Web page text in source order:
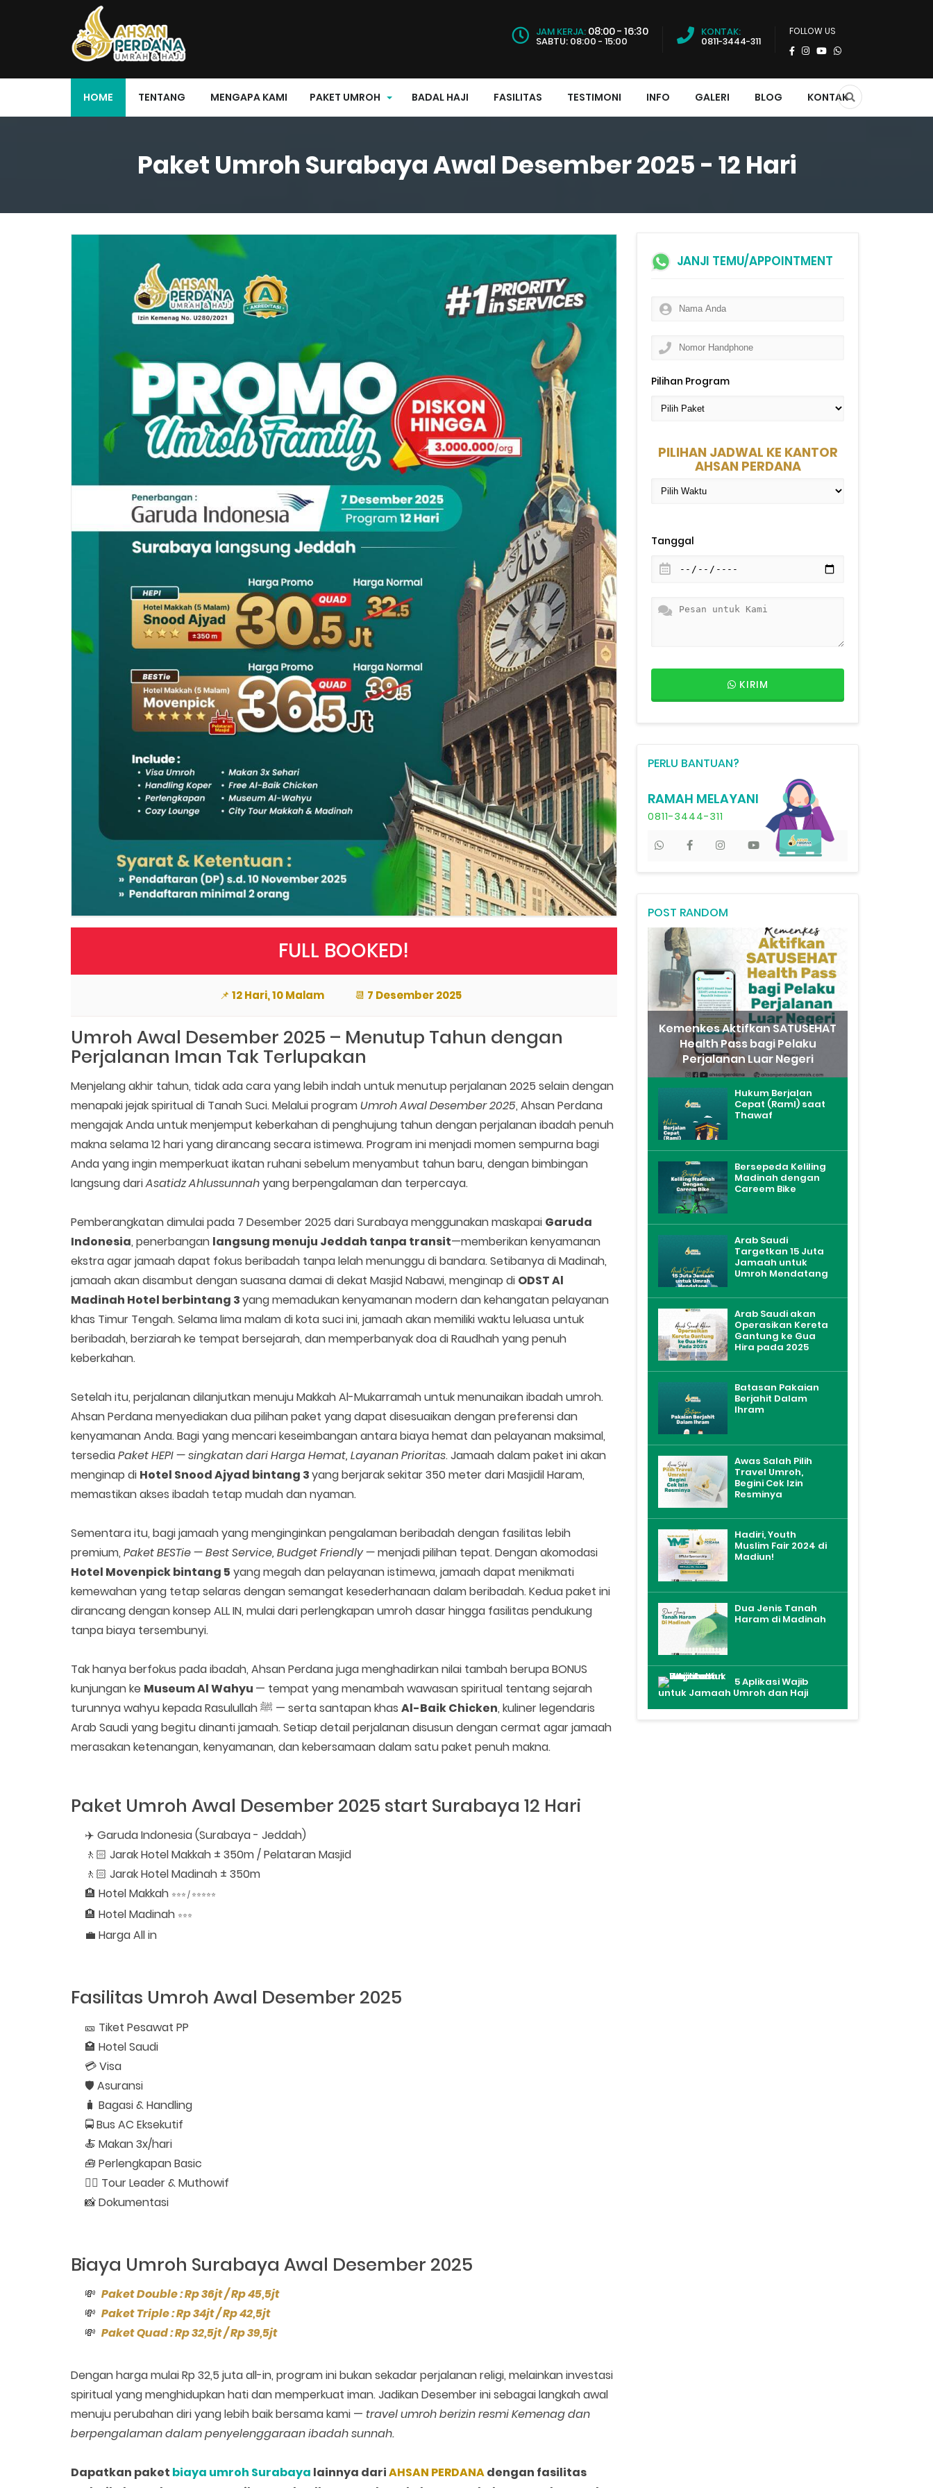
JAM KERJA: 08:00 - 16:30
SABTU: 08:00 - 15:00
KONTAK:
0811-3444-311
FOLLOW US
HOME TENTANG MENGAPA KAMI PAKET UMROH BADAL HAJI FASILITAS TESTIMONI INFO GALERI BLOG KONTAK
Paket Umroh Surabaya Awal Desember 2025 - 12 Hari
FULL BOOKED!
📌 12 Hari, 10 Malam 📆 7 Desember 2025
Umroh Awal Desember 2025 – Menutup Tahun dengan
Perjalanan Iman Tak Terlupakan
Menjelang akhir tahun, tidak ada cara yang lebih indah untuk menutup perjalanan 2025 selain dengan
menapaki jejak spiritual di Tanah Suci. Melalui programUmroh Awal Desember 2025, Ahsan Perdana
mengajak Anda untuk menjemput keberkahan di penghujung tahun dengan perjalanan ibadah penuh
makna selama 12 hari yang dirancang secara istimewa. Program ini menjadi momen sempurna bagi
Anda yang ingin memperkuat ikatan ruhani sebelum menyambut tahun baru, dengan bimbingan
langsung dariAsatidz Ahlussunnahyang berpengalaman dan terpercaya.
Pemberangkatan dimulai pada 7 Desember 2025 dari Surabaya menggunakan maskapai Garuda
Indonesia, penerbangan langsung menuju Jeddah tanpa transit—memberikan kenyamanan
ekstra agar jamaah dapat fokus beribadah tanpa lelah menunggu di bandara. Setibanya di Madinah,
jamaah akan disambut dengan suasana damai di dekat Masjid Nabawi, menginap di ODST Al
Madinah Hotel berbintang 3yang memadukan kenyamanan modern dan kehangatan pelayanan
khas Timur Tengah. Selama lima malam di kota suci ini, jamaah akan memiliki waktu leluasa untuk
beribadah, berziarah ke tempat bersejarah, dan memperbanyak doa di Raudhah yang penuh
keberkahan.
Setelah itu, perjalanan dilanjutkan menuju Makkah Al-Mukarramah untuk menunaikan ibadah umroh.
Ahsan Perdana menyediakan dua pilihan paket yang dapat disesuaikan dengan preferensi dan
kenyamanan Anda. Bagi yang mencari keseimbangan antara biaya hemat dan pelayanan maksimal,
tersediaPaket HEPI — singkatan dari Harga Hemat, Layanan Prioritas. Jamaah dalam paket ini akan
menginap di Hotel Snood Ajyad bintang 3yang berjarak sekitar 350 meter dari Masjidil Haram,
memastikan akses ibadah tetap mudah dan nyaman.
Sementara itu, bagi jamaah yang menginginkan pengalaman beribadah dengan fasilitas lebih
premium, Paket BESTie — Best Service, Budget Friendly —menjadi pilihan tepat. Dengan akomodasi
Hotel Movenpick bintang 5 yang megah dan pelayanan istimewa, jamaah dapat menikmati
kemewahan yang tetap selaras dengan semangat kesederhanaan dalam beribadah. Kedua paket ini
dirancang dengan konsep ALL IN, mulai dari perlengkapan umroh dasar hingga fasilitas pendukung
tanpa biaya tersembunyi.
Tak hanya berfokus pada ibadah, Ahsan Perdana juga menghadirkan nilai tambah berupa BONUS
kunjungan ke Museum Al Wahyu — tempat yang menambah wawasan spiritual tentang sejarah
turunnya wahyu kepada Rasulullah ﷺ — serta santapan khas Al-Baik Chicken, kuliner legendaris
Arab Saudi yang begitu dinanti jamaah. Setiap detail perjalanan disusun dengan cermat agar jamaah
merasakan ketenangan, kenyamanan, dan kebersamaan dalam satu paket penuh makna.
Paket Umroh Awal Desember 2025 start Surabaya 12 Hari
✈️ Garuda Indonesia (Surabaya - Jeddah)
🚶🏻 Jarak Hotel Makkah ± 350m / Pelataran Masjid
🚶🏻 Jarak Hotel Madinah ± 350m
🏨 Hotel Makkah ⭐⭐⭐ / ⭐⭐⭐⭐⭐
🏨 Hotel Madinah ⭐⭐⭐
💼 Harga All in
Fasilitas Umroh Awal Desember 2025
🎫 Tiket Pesawat PP
🏩 Hotel Saudi
💳 Visa
🛡️ Asuransi
🧳 Bagasi & Handling
🚍 Bus AC Eksekutif
🍝 Makan 3x/hari
🧰 Perlengkapan Basic
🧔‍♂️ Tour Leader & Muthowif
📸 Dokumentasi
Biaya Umroh Surabaya Awal Desember 2025
💸 Paket Double : Rp 36jt / Rp 45,5jt
💸 Paket Triple : Rp 34jt / Rp 42,5jt
💸 Paket Quad : Rp 32,5jt / Rp 39,5jt
Dengan harga mulai Rp 32,5 juta all-in, program ini bukan sekadar perjalanan religi, melainkan investasi
spiritual yang menghidupkan hati dan memperkuat iman. Jadikan Desember ini sebagai langkah awal
menuju perubahan diri yang lebih baik bersama kami — travel umroh berizin resmi Kemenag dan
berpengalaman dalam penyelenggaraan ibadah sunnah.
Dapatkan paket biaya umroh Surabaya lainnya dariAHSAN PERDANAdengan fasilitas
JANJI TEMU/APPOINTMENT
Pilihan Program
PILIHAN JADWAL KE KANTOR
AHSAN PERDANA
Tanggal
KIRIM
PERLU BANTUAN?
RAMAH MELAYANI
0811-3444-311
POST RANDOM
Kemenkes Aktifkan SATUSEHAT
Health Pass bagi Pelaku
Perjalanan Luar Negeri
Hukum Berjalan
Cepat (Raml) saat
Thawaf
Bersepeda Keliling
Madinah dengan
Careem Bike
Arab Saudi
Targetkan 15 Juta
Jamaah untuk
Umroh Mendatang
Arab Saudi akan
Operasikan Kereta
Gantung ke Gua
Hira pada 2025
Batasan Pakaian
Berjahit Dalam
Ihram
Awas Salah Pilih
Travel Umroh,
Begini Cek Izin
Resminya
Hadiri, Youth
Muslim Fair 2024 di
Madiun!
Dua Jenis Tanah
Haram di Madinah
5 Aplikasi Wajib
untuk Jamaah Umroh dan Haji